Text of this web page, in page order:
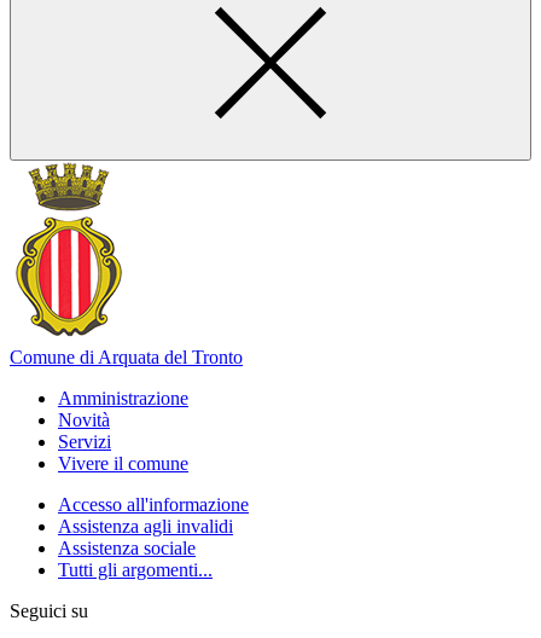
Comune di Arquata del Tronto
Amministrazione
Novità
Servizi
Vivere il comune
Accesso all'informazione
Assistenza agli invalidi
Assistenza sociale
Tutti gli argomenti...
Seguici su